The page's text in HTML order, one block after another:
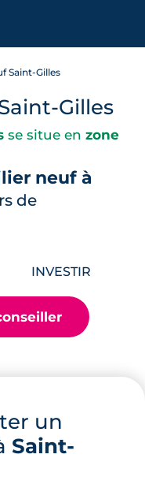
Saint-Gilles
Gilles
se situe en zone
neuf à
de
INVESTIR
un
Saint-